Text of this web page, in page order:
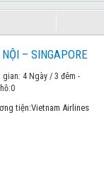
– SINGAPORE
gian: 4 Ngày / 3 đêm -
0
tiện:Vietnam Airlines